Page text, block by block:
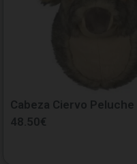
Cabeza Ciervo Peluche
48.50€